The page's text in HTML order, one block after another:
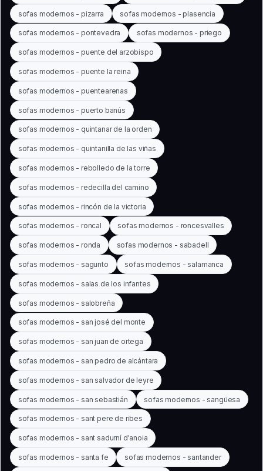
sofas modernos - pizarra sofas modernos - plasencia
sofas modernos - pontevedra sofas modernos - priego
sofas modernos - puente del arzobispo
sofas modernos - puente la reina
sofas modernos - puentearenas
sofas modernos - puerto banús
sofas modernos - quintanar de la orden
sofas modernos - quintanilla de las viñas
sofas modernos - rebolledo de la torre
sofas modernos - redecilla del camino
sofas modernos - rincón de la victoria
sofas modernos - roncal sofas modernos - roncesvalles
sofas modernos - ronda sofas modernos - sabadell
sofas modernos - sagunto sofas modernos - salamanca
sofas modernos - salas de los infantes
sofas modernos - salobreña
sofas modernos - san josé del monte
sofas modernos - san juan de ortega
sofas modernos - san pedro de alcántara
sofas modernos - san salvador de leyre
sofas modernos - san sebastián sofas modernos - sangüesa
sofas modernos - sant pere de ribes
sofas modernos - sant sadurní d'anoia
sofas modernos - santa fe sofas modernos - santander